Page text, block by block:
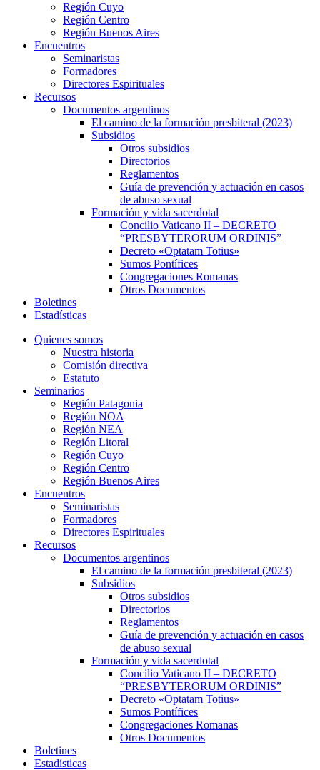
Región Cuyo
Región Centro
Región Buenos Aires
Encuentros
Seminaristas
Formadores
Directores Espirituales
Recursos
Documentos argentinos
El camino de la formación presbiteral (2023)
Subsidios
Otros subsidios
Directorios
Reglamentos
Guía de prevención y actuación en casos
de abuso sexual
Formación y vida sacerdotal
Concilio Vaticano II – DECRETO
“PRESBYTERORUM ORDINIS”
Decreto «Optatam Totius»
Sumos Pontífices
Congregaciones Romanas
Otros Documentos
Boletines
Estadísticas
Quienes somos
Nuestra historia
Comisión directiva
Estatuto
Seminarios
Región Patagonia
Región NOA
Región NEA
Región Litoral
Región Cuyo
Región Centro
Región Buenos Aires
Encuentros
Seminaristas
Formadores
Directores Espirituales
Recursos
Documentos argentinos
El camino de la formación presbiteral (2023)
Subsidios
Otros subsidios
Directorios
Reglamentos
Guía de prevención y actuación en casos
de abuso sexual
Formación y vida sacerdotal
Concilio Vaticano II – DECRETO
“PRESBYTERORUM ORDINIS”
Decreto «Optatam Totius»
Sumos Pontífices
Congregaciones Romanas
Otros Documentos
Boletines
Estadísticas